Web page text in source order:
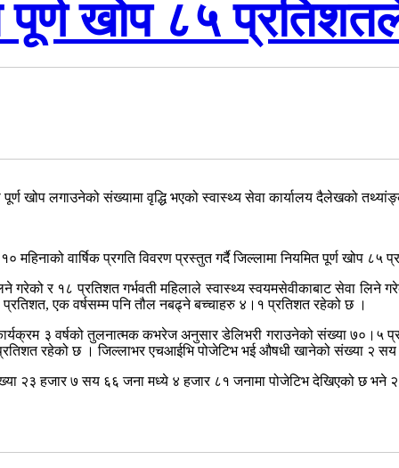
खोप ८५
खोप लगाउनेको संख्यामा वृद्धि भएको स्वास्थ्य सेवा कार्यालय दैलेखको
वार्षिक प्रगति विवरण प्रस्तुत गर्दै जिल्लामा नियमित पूर्ण खोप ८५
गरेको र १८ प्रतिशत गर्भवती महिलाले स्वास्थ्य स्वयमसेवीकाबाट सेवा
एक वर्षसम्म पनि तौल नबढ्ने बच्चाहरु ४।१ प्रतिशत रहेको छ ।
३ वर्षको तुलनात्मक कभरेज अनुसार डेलिभरी गराउनेको संख्या
रहेको छ । जिल्लाभर एचआईभि पोजेटिभ भई औषधी खानेको संख्या २
२३ हजार ७ सय ६६ जना मध्ये ४ हजार ८१ जनामा पोजेटिभ देखिएको छ भने